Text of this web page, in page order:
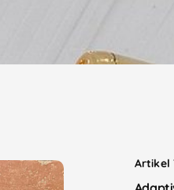
Artikel